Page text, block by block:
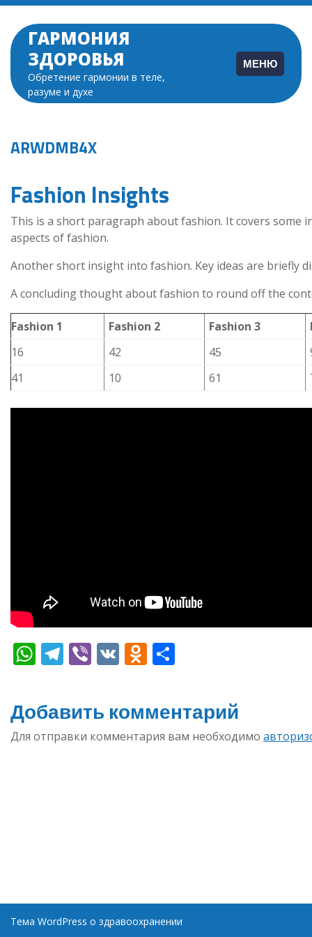
Перейти
содержимому
ГАРМОНИЯ
ЗДОРОВЬЯ
Обретение гармонии в теле,
разуме и духе
МЕНЮ
ARWDMB4X
Fashion Insights
This is a short paragraph about fashion. It covers some
aspects of fashion.
Another short insight into fashion. Key ideas are briefly
A concluding thought about fashion to round off the
Fashion 1 Fashion 2 Fashion 3
16
42 45
41
10 61
WhatsApp
Telegram
Viber
VK Odnoklassniki
Добавить комментарий
Для отправки комментария вам необходимо
Тема WordPress о здравоохранении